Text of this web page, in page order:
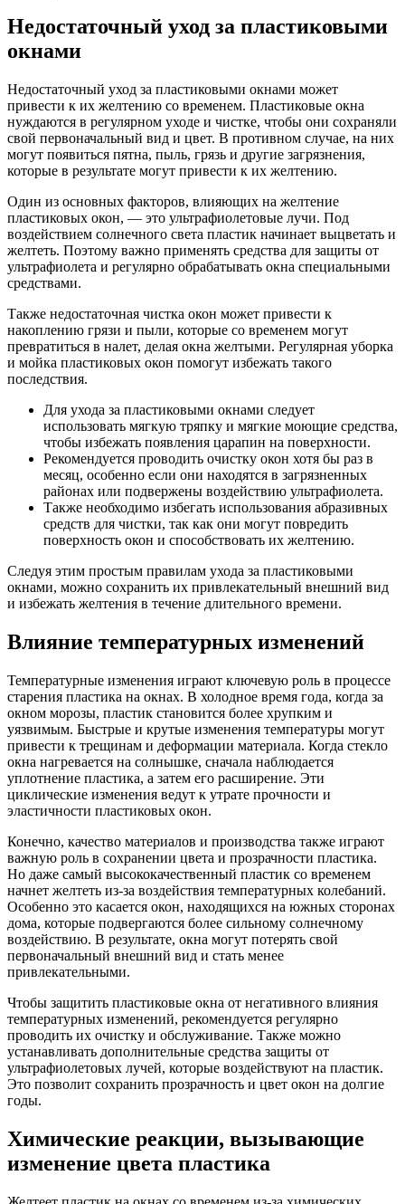
Недостаточный уход за пластиковыми
окнами
Недостаточный уход за пластиковыми окнами может
привести к их желтению со временем. Пластиковые окна
нуждаются в регулярном уходе и чистке, чтобы они сохраняли
свой первоначальный вид и цвет. В противном случае, на них
могут появиться пятна, пыль, грязь и другие загрязнения,
которые в результате могут привести к их желтению.
Один из основных факторов, влияющих на желтение
пластиковых окон, — это ультрафиолетовые лучи. Под
воздействием солнечного света пластик начинает выцветать и
желтеть. Поэтому важно применять средства для защиты от
ультрафиолета и регулярно обрабатывать окна специальными
средствами.
Также недостаточная чистка окон может привести к
накоплению грязи и пыли, которые со временем могут
превратиться в налет, делая окна желтыми. Регулярная уборка
и мойка пластиковых окон помогут избежать такого
последствия.
Для ухода за пластиковыми окнами следует
использовать мягкую тряпку и мягкие моющие средства,
чтобы избежать появления царапин на поверхности.
Рекомендуется проводить очистку окон хотя бы раз в
месяц, особенно если они находятся в загрязненных
районах или подвержены воздействию ультрафиолета.
Также необходимо избегать использования абразивных
средств для чистки, так как они могут повредить
поверхность окон и способствовать их желтению.
Следуя этим простым правилам ухода за пластиковыми
окнами, можно сохранить их привлекательный внешний вид
и избежать желтения в течение длительного времени.
Влияние температурных изменений
Температурные изменения играют ключевую роль в процессе
старения пластика на окнах. В холодное время года, когда за
окном морозы, пластик становится более хрупким и
уязвимым. Быстрые и крутые изменения температуры могут
привести к трещинам и деформации материала. Когда стекло
окна нагревается на солнышке, сначала наблюдается
уплотнение пластика, а затем его расширение. Эти
циклические изменения ведут к утрате прочности и
эластичности пластиковых окон.
Конечно, качество материалов и производства также играют
важную роль в сохранении цвета и прозрачности пластика.
Но даже самый высококачественный пластик со временем
начнет желтеть из-за воздействия температурных колебаний.
Особенно это касается окон, находящихся на южных сторонах
дома, которые подвергаются более сильному солнечному
воздействию. В результате, окна могут потерять свой
первоначальный внешний вид и стать менее
привлекательными.
Чтобы защитить пластиковые окна от негативного влияния
температурных изменений, рекомендуется регулярно
проводить их очистку и обслуживание. Также можно
устанавливать дополнительные средства защиты от
ультрафиолетовых лучей, которые воздействуют на пластик.
Это позволит сохранить прозрачность и цвет окон на долгие
годы.
Химические реакции, вызывающие
изменение цвета пластика